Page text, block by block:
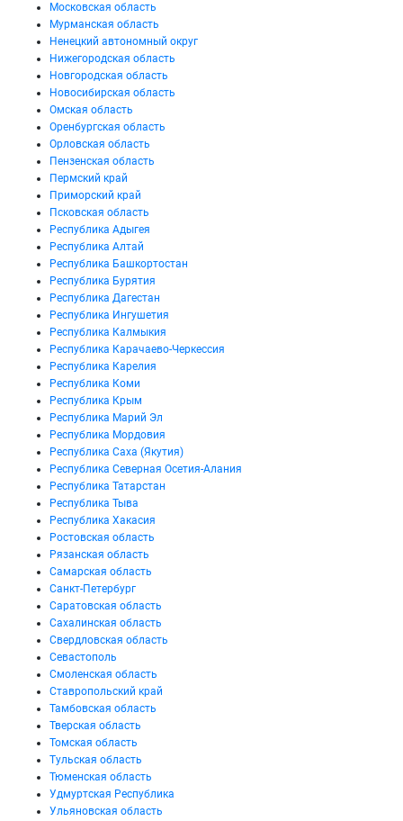
Московская область
Мурманская область
Ненецкий автономный округ
Нижегородская область
Новгородская область
Новосибирская область
Омская область
Оренбургская область
Орловская область
Пензенская область
Пермский край
Приморский край
Псковская область
Республика Адыгея
Республика Алтай
Республика Башкортостан
Республика Бурятия
Республика Дагестан
Республика Ингушетия
Республика Калмыкия
Республика Карачаево-Черкессия
Республика Карелия
Республика Коми
Республика Крым
Республика Марий Эл
Республика Мордовия
Республика Саха (Якутия)
Республика Северная Осетия-Алания
Республика Татарстан
Республика Тыва
Республика Хакасия
Ростовская область
Рязанская область
Самарская область
Санкт-Петербург
Саратовская область
Сахалинская область
Свердловская область
Севастополь
Смоленская область
Ставропольский край
Тамбовская область
Тверская область
Томская область
Тульская область
Тюменская область
Удмуртская Республика
Ульяновская область